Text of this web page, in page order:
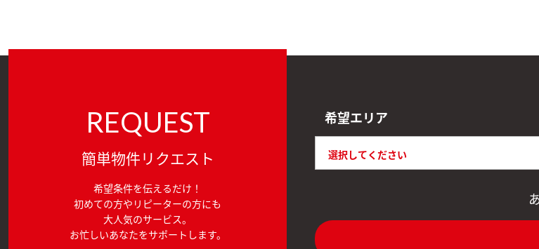
REQUEST
簡単物件リクエスト
希望条件を伝えるだけ！
初めての方やリピーターの方にも
大人気のサービス。
お忙しいあなたをサポートします。
希望エリア